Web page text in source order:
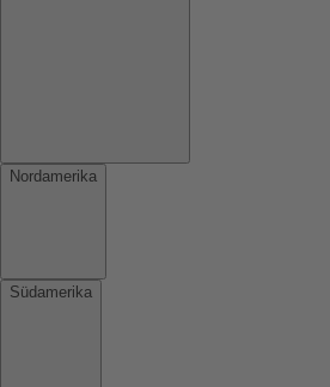
Nordamerika
Südamerika